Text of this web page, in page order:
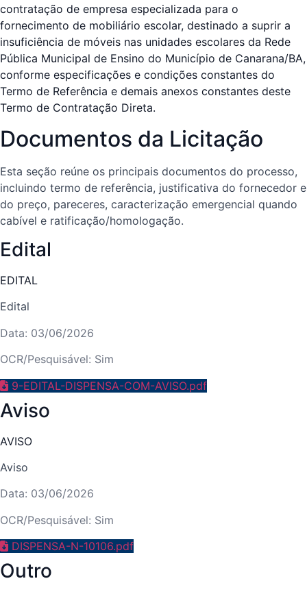
contratação de empresa especializada para o
fornecimento de mobiliário escolar, destinado a suprir a
insuficiência de móveis nas unidades escolares da Rede
Pública Municipal de Ensino do Município de Canarana/BA,
conforme especificações e condições constantes do
Termo de Referência e demais anexos constantes deste
Termo de Contratação Direta.
Documentos da Licitação
Esta seção reúne os principais documentos do processo,
incluindo termo de referência, justificativa do fornecedor e
do preço, pareceres, caracterização emergencial quando
cabível e ratificação/homologação.
Edital
EDITAL
Edital
Data: 03/06/2026
OCR/Pesquisável: Sim
9-EDITAL-DISPENSA-COM-AVISO.pdf
Aviso
AVISO
Aviso
Data: 03/06/2026
OCR/Pesquisável: Sim
DISPENSA-N-10106.pdf
Outro